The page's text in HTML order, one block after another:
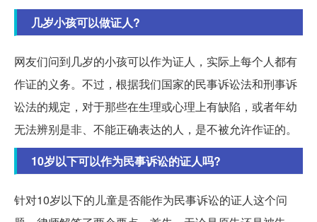
几岁小孩可以做证人?
网友们问到几岁的小孩可以作为证人，实际上每个人都有
作证的义务。不过，根据我们国家的民事诉讼法和刑事诉
讼法的规定，对于那些在生理或心理上有缺陷，或者年幼
无法辨别是非、不能正确表达的人，是不被允许作证的。
10岁以下可以作为民事诉讼的证人吗?
针对10岁以下的儿童是否能作为民事诉讼的证人这个问